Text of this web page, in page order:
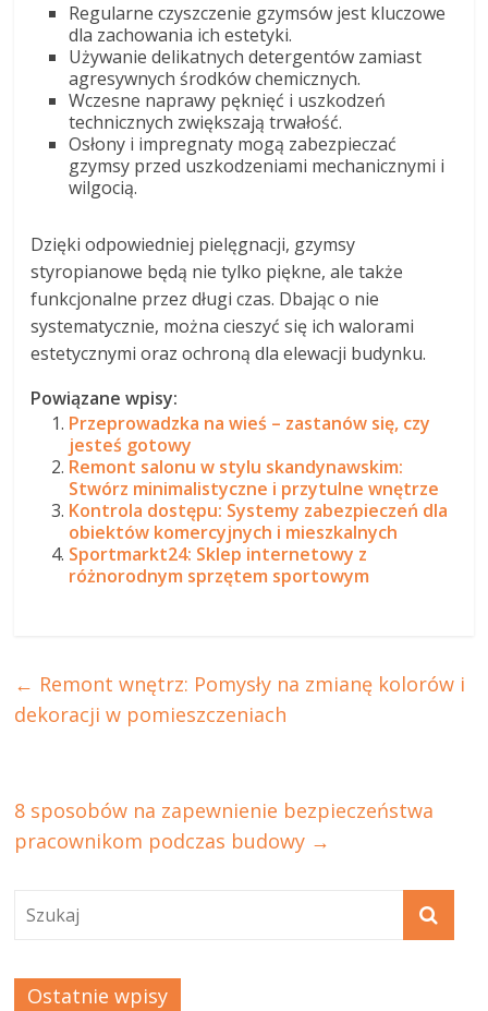
Regularne czyszczenie gzymsów jest kluczowe
dla zachowania ich estetyki.
Używanie delikatnych detergentów zamiast
agresywnych środków chemicznych.
Wczesne naprawy pęknięć i uszkodzeń
technicznych zwiększają trwałość.
Osłony i impregnaty mogą zabezpieczać
gzymsy przed uszkodzeniami mechanicznymi i
wilgocią.
Dzięki odpowiedniej pielęgnacji, gzymsy
styropianowe będą nie tylko piękne, ale także
funkcjonalne przez długi czas. Dbając o nie
systematycznie, można cieszyć się ich walorami
estetycznymi oraz ochroną dla elewacji budynku.
Powiązane wpisy:
Przeprowadzka na wieś – zastanów się, czy
jesteś gotowy
Remont salonu w stylu skandynawskim:
Stwórz minimalistyczne i przytulne wnętrze
Kontrola dostępu: Systemy zabezpieczeń dla
obiektów komercyjnych i mieszkalnych
Sportmarkt24: Sklep internetowy z
różnorodnym sprzętem sportowym
← Remont wnętrz: Pomysły na zmianę kolorów i
dekoracji w pomieszczeniach
8 sposobów na zapewnienie bezpieczeństwa
pracownikom podczas budowy →
Ostatnie wpisy